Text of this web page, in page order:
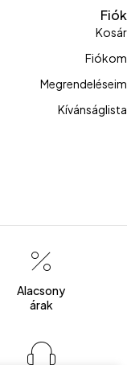
Fiók
Kosár
Fiókom
Megrendeléseim
Kívánságlista
Alacsony
árak